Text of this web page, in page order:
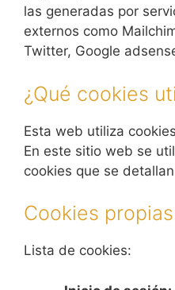
las generadas por
externos como
Twitter, Google
¿Qué cookies
Esta web utiliza
En este sitio web se
cookies que se
Cookies
Lista de cookies: